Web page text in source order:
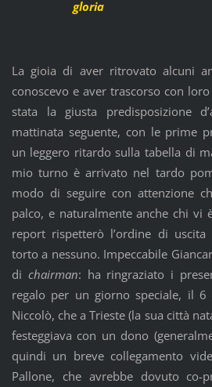
gloria
La gioia di aver ritrovato alcuni
conoscevo e aver trascorso con
stata la giusta predisposizione
mattinata seguente, con le prime
un leggero ritardo sulla tabella di
mio turno è arrivato nel tardo
modo di seguire con attenzione
palco, e naturalmente anche chi vi
report rispetterò l’ordine di
torto a nessuno. Impeccabile
di chairman: ha ringraziato i
regalo per un giorno speciale, il 6
Niccolò, che a Trieste (la sua città
festeggiava con un dono
quindi un breve collegamento
Pallone, che avrebbe dovuto co-